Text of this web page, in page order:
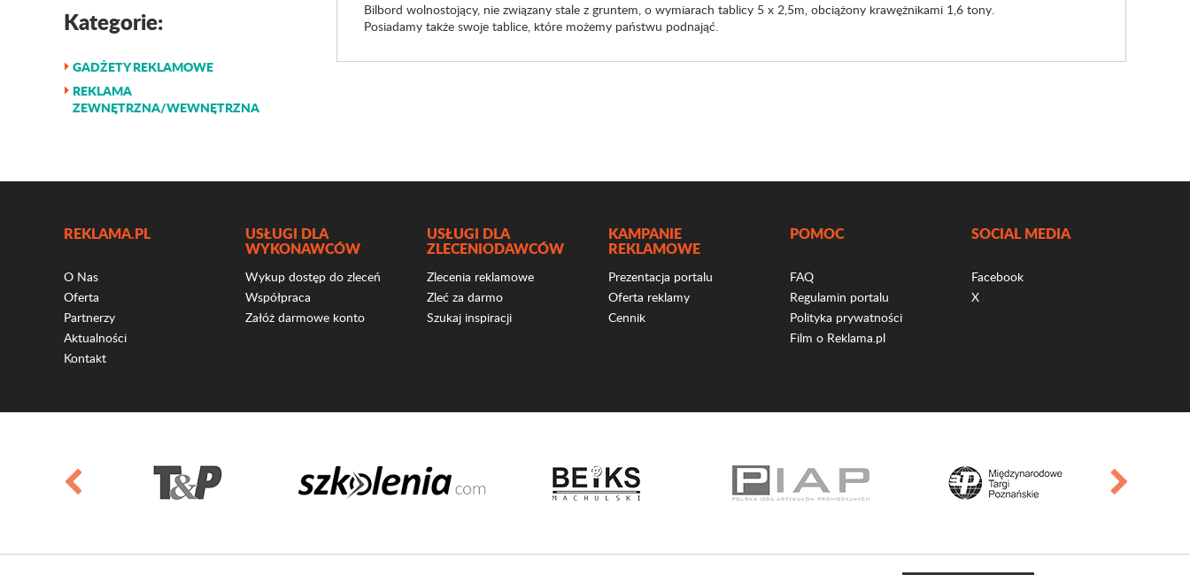
Kategorie:
GADŻETY REKLAMOWE
REKLAMA
ZEWNĘTRZNA/WEWNĘTRZNA
Bilbord wolnostojący, nie związany stale z gruntem, o wymiarach tablicy 5 x 2,5m, obciążony krawężnikami 1,6 tony.
Posiadamy także swoje tablice, które możemy państwu podnająć.
REKLAMA.PL
O Nas
Oferta
Partnerzy
Aktualności
Kontakt
USŁUGI DLA
WYKONAWCÓW
Wykup dostęp do zleceń
Współpraca
Załóż darmowe konto
USŁUGI DLA
ZLECENIODAWCÓW
Zlecenia reklamowe
Zleć za darmo
Szukaj inspiracji
KAMPANIE
REKLAMOWE
Prezentacja portalu
Oferta reklamy
Cennik
POMOC
FAQ
Regulamin portalu
Polityka prywatności
Film o Reklama.pl
SOCIAL MEDIA
Facebook
X